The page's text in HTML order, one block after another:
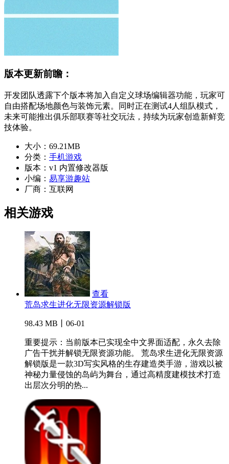
版本更新前瞻：
开发团队透露下个版本将加入自定义球场编辑器功能，玩家可
自由搭配场地颜色与装饰元素。同时正在测试4人组队模式，
未来可能推出俱乐部联赛等社交玩法，持续为玩家创造新鲜竞
技体验。
大小： 69.21MB
分类： 手机游戏
版本： v1 内置修改器版
小编： 易享游趣站
厂商： 互联网
相关游戏
查看
荒岛求生进化无限资源解锁版
98.43 MB丨06-01
重要提示：当前版本已实现全中文界面适配，永久去除
广告干扰并解锁无限资源功能。 荒岛求生进化无限资源
解锁版是一款3D写实风格的生存建造类手游，游戏以被
神秘力量侵蚀的岛屿为舞台，通过高精度建模技术打造
出层次分明的热...